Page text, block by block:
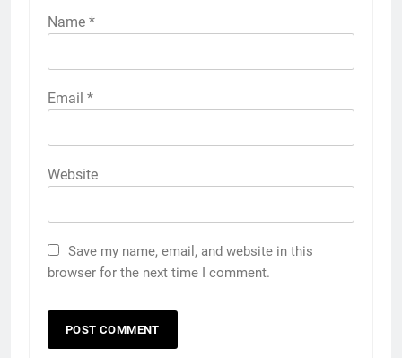
Name *
Email *
Website
Save my name, email, and website in this
browser for the next time I comment.